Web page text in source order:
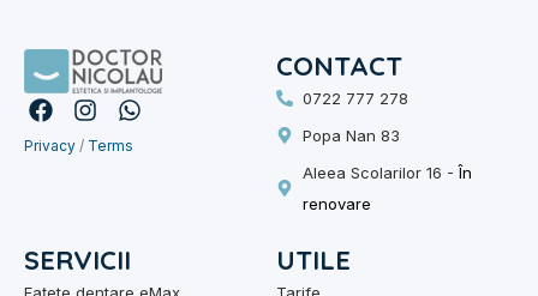
F
a
c
o
k
I
n
s
r
a
W
h
a
p
p
Privacy / Terms
CONTACT
0722 777 278
Popa Nan 83
Aleea Scolarilor 16 -În
renovare
SERVICII UTILE